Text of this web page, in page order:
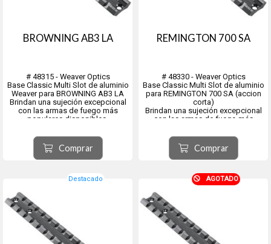
BROWNING AB3 LA
# 48315 - Weaver Optics
Base Classic Multi Slot de aluminio
Weaver para BROWNING AB3 LA
Brindan una sujeción excepcional
con las armas de fuego más
populares disponibles.
calidad aeronáutica según
estándares precisos para resistir
un retroceso abusivo sin agregar...
Comprar
REMINGTON 700 SA
# 48330 - Weaver Optics
Base Classic Multi Slot de aluminio
para REMINGTON 700 SA (accion
corta)
Brindan una sujeción excepcional
con las armas de fuego más
Están fabricados con aluminio de
calidad aeronáutica según
estándares precisos para resistir
un retroceso abusivo si...
Comprar
Destacado AGOTADO